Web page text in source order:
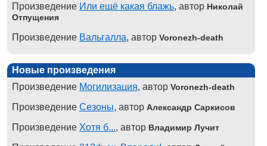
Произведение Или ещё какая блажь, автор Николай
Отпущения
Произведение Вальгалла, автор Voronezh-death
Новые произведения
Произведение Могилизация, автор Voronezh-death
Произведение Сезоны, автор Александр Саркисов
Произведение Хотя б..., автор Владимир Лучит